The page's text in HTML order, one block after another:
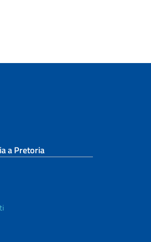
a Pretoria